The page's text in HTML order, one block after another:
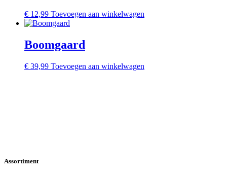
€ 12,99 Toevoegen aan winkelwagen
Boomgaard
€ 39,99 Toevoegen aan winkelwagen
Assortiment